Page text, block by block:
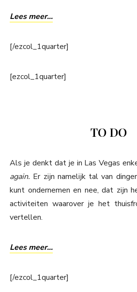
Lees meer…
[/ezcol_1quarter]
[ezcol_1quarter]
TO DO
Als je denkt dat je in Las Vegas
again. Er zijn namelijk tal van
kunt ondernemen en nee, dat zijn
activiteiten waarover je het
vertellen.
Lees meer…
[/ezcol_1quarter]